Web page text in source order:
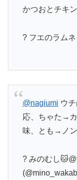
かつおとチキ
? フエのラム
@nagiumi ウ
応、ちゃた→
味、とも→ノン
? みのむし